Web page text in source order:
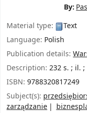
By:
Material type:
Text
Language: Polish
Publication details:
Description: 232 s. ; il.
ISBN: 9788320817249
Subject(s):
zarządzanie